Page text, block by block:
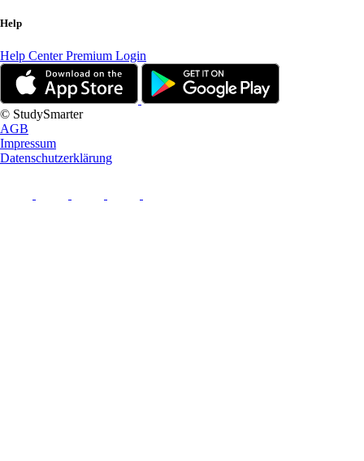
Help
Help CenterPremium Login
© StudySmarter
AGB
Impressum
Datenschutzerklärung